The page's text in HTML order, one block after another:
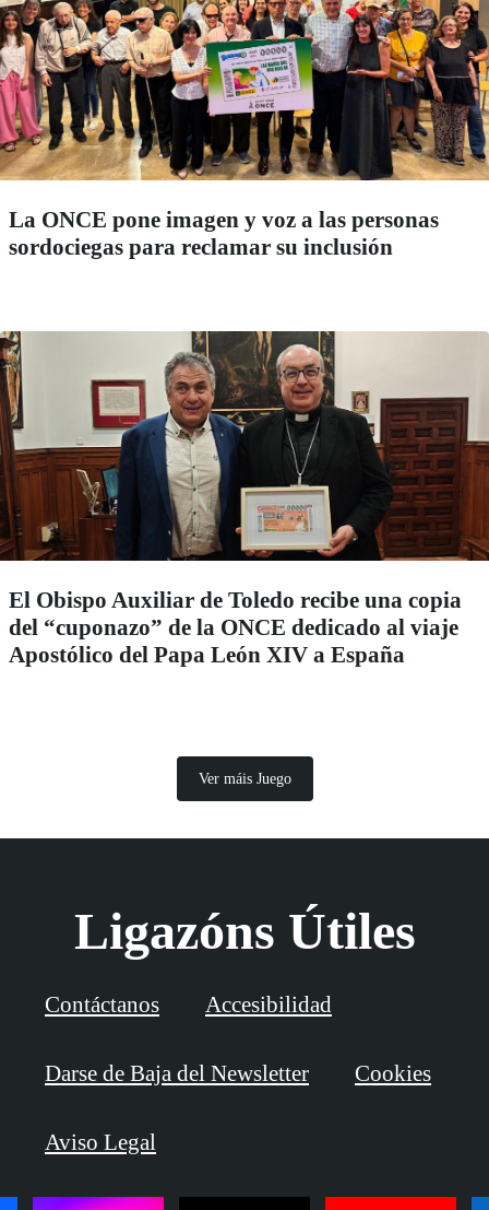
La ONCE pone imagen y voz a las personas
sordociegas para reclamar su inclusión
El Obispo Auxiliar de Toledo recibe una copia
del “cuponazo” de la ONCE dedicado al viaje
Apostólico del Papa León XIV a España
Ver máis Juego
Ligazóns Útiles
Contáctanos Accesibilidad
Darse de Baja del Newsletter Cookies
Aviso Legal